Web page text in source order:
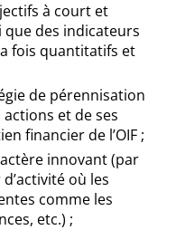
à court et
des indicateurs
fois quantitatifs et
de pérennisation
et de ses
financier de l’OIF ;
innovant (par
où les
comme les
etc.) ;